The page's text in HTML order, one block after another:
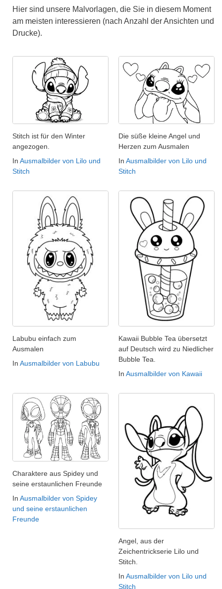
Hier sind unsere Malvorlagen, die Sie in diesem Moment
am meisten interessieren (nach Anzahl der Ansichten und
Drucke).
Stitch ist für den Winter
angezogen.
In Ausmalbilder von Lilo und
Stitch
Die süße kleine Angel und
Herzen zum Ausmalen
In Ausmalbilder von Lilo und
Stitch
Labubu einfach zum
Ausmalen
In Ausmalbilder von Labubu
Kawaii Bubble Tea übersetzt
auf Deutsch wird zu Niedlicher
Bubble Tea.
In Ausmalbilder von Kawaii
Charaktere aus Spidey und
seine erstaunlichen Freunde
In Ausmalbilder von Spidey
und seine erstaunlichen
Freunde
Angel, aus der
Zeichentrickserie Lilo und
Stitch.
In Ausmalbilder von Lilo und
Stitch